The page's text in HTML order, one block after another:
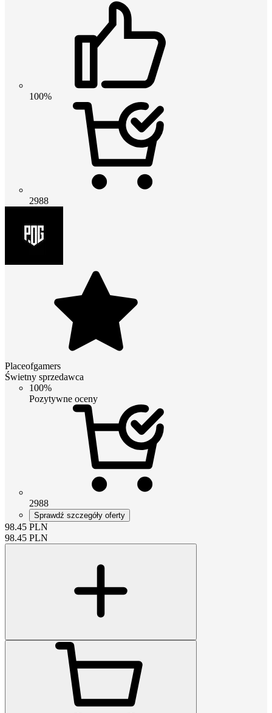
100%
2988
Placeofgamers
Świetny sprzedawca
100%
Pozytywne oceny
2988
Sprawdź szczegóły oferty
98.45 PLN
98.45 PLN